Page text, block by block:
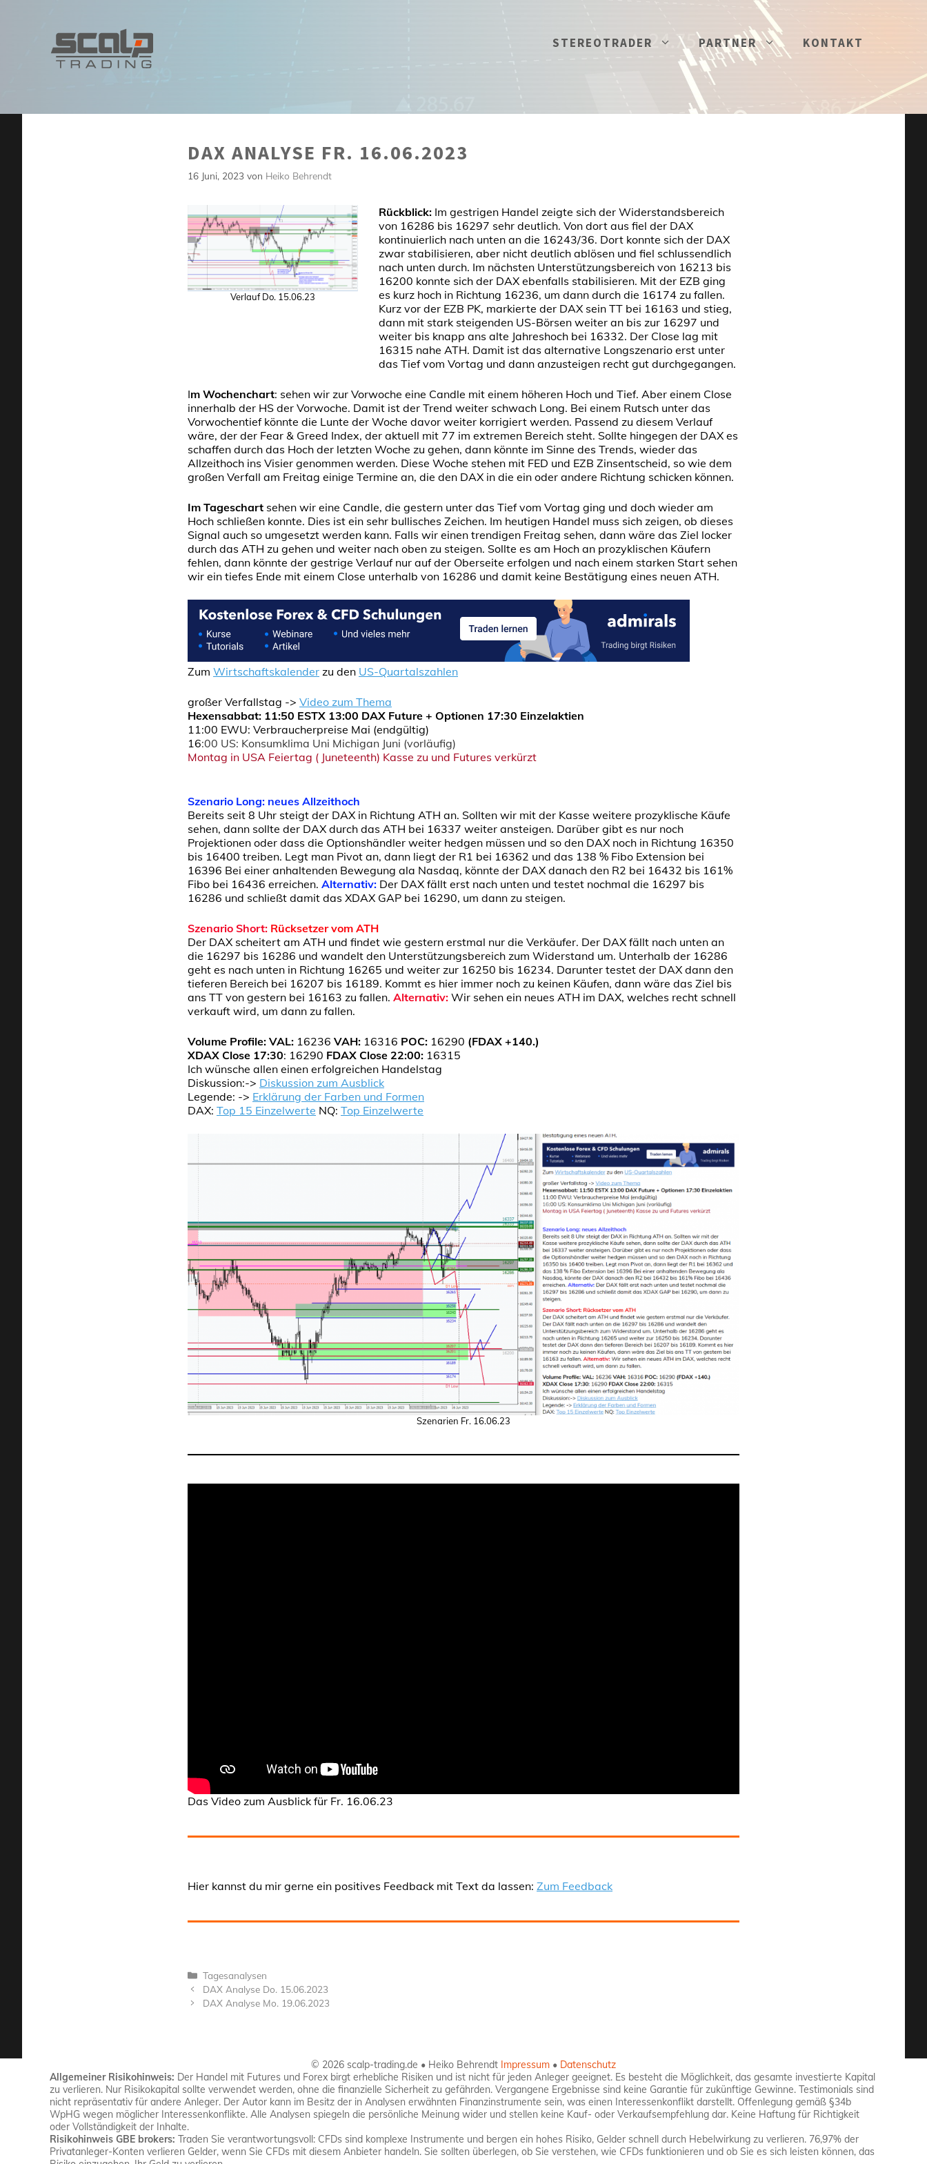
STEREOTRADER PARTNER KONTAKT
DAX ANALYSE FR. 16.06.2023
16 Juni, 2023 von Heiko Behrendt
Verlauf Do. 15.06.23
Rückblick:Im gestrigen Handel zeigte sich der Widerstandsbereich
von 16286 bis 16297 sehr deutlich. Von dort aus fiel der DAX
kontinuierlich nach unten an die 16243/36. Dort konnte sich der DAX
zwar stabilisieren, aber nicht deutlich ablösen und fiel schlussendlich
nach unten durch. Im nächsten Unterstützungsbereich von 16213 bis
16200 konnte sich der DAX ebenfalls stabilisieren. Mit der EZB ging
es kurz hoch in Richtung 16236, um dann durch die 16174 zu fallen.
Kurz vor der EZB PK, markierte der DAX sein TT bei 16163 und stieg,
dann mit stark steigenden US-Börsen weiter an bis zur 16297 und
weiter bis knapp ans alte Jahreshoch bei 16332. Der Close lag mit
16315 nahe ATH. Damit ist das alternative Longszenario erst unter
das Tief vom Vortag und dann anzusteigen recht gut durchgegangen.
Im Wochenchart: sehen wir zur Vorwoche eine Candle mit einem höheren Hoch und Tief. Aber einem Close
innerhalb der HS der Vorwoche. Damit ist der Trend weiter schwach Long. Bei einem Rutsch unter das
Vorwochentief könnte die Lunte der Woche davor weiter korrigiert werden. Passend zu diesem Verlauf
wäre, der der Fear & Greed Index, der aktuell mit 77 im extremen Bereich steht. Sollte hingegen der DAX es
schaffen durch das Hoch der letzten Woche zu gehen, dann könnte im Sinne des Trends, wieder das
Allzeithoch ins Visier genommen werden. Diese Woche stehen mit FED und EZB Zinsentscheid, so wie dem
großen Verfall am Freitag einige Termine an, die den DAX in die ein oder andere Richtung schicken können.
Im Tageschart sehen wir eine Candle, die gestern unter das Tief vom Vortag ging und doch wieder am
Hoch schließen konnte. Dies ist ein sehr bullisches Zeichen. Im heutigen Handel muss sich zeigen, ob dieses
Signal auch so umgesetzt werden kann. Falls wir einen trendigen Freitag sehen, dann wäre das Ziel locker
durch das ATH zu gehen und weiter nach oben zu steigen. Sollte es am Hoch an prozyklischen Käufern
fehlen, dann könnte der gestrige Verlauf nur auf der Oberseite erfolgen und nach einem starken Start sehen
wir ein tiefes Ende mit einem Close unterhalb von 16286 und damit keine Bestätigung eines neuen ATH.
Zum Wirtschaftskalender zu den US-Quartalszahlen
großer Verfallstag -> Video zum Thema
Hexensabbat: 11:50 ESTX 13:00 DAX Future + Optionen 17:30 Einzelaktien
11:00 EWU: Verbraucherpreise Mai (endgültig)
16:00 US: Konsumklima Uni Michigan Juni (vorläufig)
Montag in USA Feiertag ( Juneteenth) Kasse zu und Futures verkürzt
Szenario Long: neues Allzeithoch
Bereits seit 8 Uhr steigt der DAX in Richtung ATH an. Sollten wir mit der Kasse weitere prozyklische Käufe
sehen, dann sollte der DAX durch das ATH bei 16337 weiter ansteigen. Darüber gibt es nur noch
Projektionen oder dass die Optionshändler weiter hedgen müssen und so den DAX noch in Richtung 16350
bis 16400 treiben. Legt man Pivot an, dann liegt der R1 bei 16362 und das 138 % Fibo Extension bei
16396 Bei einer anhaltenden Bewegung ala Nasdaq, könnte der DAX danach den R2 bei 16432 bis 161%
Fibo bei 16436 erreichen. Alternativ: Der DAX fällt erst nach unten und testet nochmal die 16297 bis
16286 und schließt damit das XDAX GAP bei 16290, um dann zu steigen.
Szenario Short: Rücksetzer vom ATH
Der DAX scheitert am ATH und findet wie gestern erstmal nur die Verkäufer. Der DAX fällt nach unten an
die 16297 bis 16286 und wandelt den Unterstützungsbereich zum Widerstand um. Unterhalb der 16286
geht es nach unten in Richtung 16265 und weiter zur 16250 bis 16234. Darunter testet der DAX dann den
tieferen Bereich bei 16207 bis 16189. Kommt es hier immer noch zu keinen Käufen, dann wäre das Ziel bis
ans TT von gestern bei 16163 zu fallen. Alternativ: Wir sehen ein neues ATH im DAX, welches recht schnell
verkauft wird, um dann zu fallen.
Volume Profile: VAL: 16236 VAH: 16316 POC: 16290 (FDAX +140.)
XDAX Close 17:30: 16290 FDAX Close 22:00: 16315
Ich wünsche allen einen erfolgreichen Handelstag
Diskussion:-> Diskussion zum Ausblick
Legende: -> Erklärung der Farben und Formen
DAX: Top 15 Einzelwerte NQ: Top Einzelwerte
Szenarien Fr. 16.06.23
Das Video zum Ausblick für Fr. 16.06.23
Hier kannst du mir gerne ein positives Feedback mit Text da lassen: Zum Feedback
Kategorien
Tagesanalysen
DAX Analyse Do. 15.06.2023
DAX Analyse Mo. 19.06.2023
© 2026 scalp-trading.de • Heiko Behrendt Impressum • Datenschutz
Allgemeiner Risikohinweis: Der Handel mit Futures und Forex birgt erhebliche Risiken und ist nicht für jeden Anleger geeignet. Es besteht die Möglichkeit, das gesamte investierte Kapital
zu verlieren. Nur Risikokapital sollte verwendet werden, ohne die finanzielle Sicherheit zu gefährden. Vergangene Ergebnisse sind keine Garantie für zukünftige Gewinne. Testimonials sind
nicht repräsentativ für andere Anleger. Der Autor kann im Besitz der in Analysen erwähnten Finanzinstrumente sein, was einen Interessenkonflikt darstellt. Offenlegung gemäß §34b
WpHG wegen möglicher Interessenkonflikte. Alle Analysen spiegeln die persönliche Meinung wider und stellen keine Kauf- oder Verkaufsempfehlung dar. Keine Haftung für Richtigkeit
oder Vollständigkeit der Inhalte.
Risikohinweis GBE brokers: Traden Sie verantwortungsvoll: CFDs sind komplexe Instrumente und bergen ein hohes Risiko, Gelder schnell durch Hebelwirkung zu verlieren. 76,97% der
Privatanleger-Konten verlieren Gelder, wenn Sie CFDs mit diesem Anbieter handeln. Sie sollten überlegen, ob Sie verstehen, wie CFDs funktionieren und ob Sie es sich leisten können, das